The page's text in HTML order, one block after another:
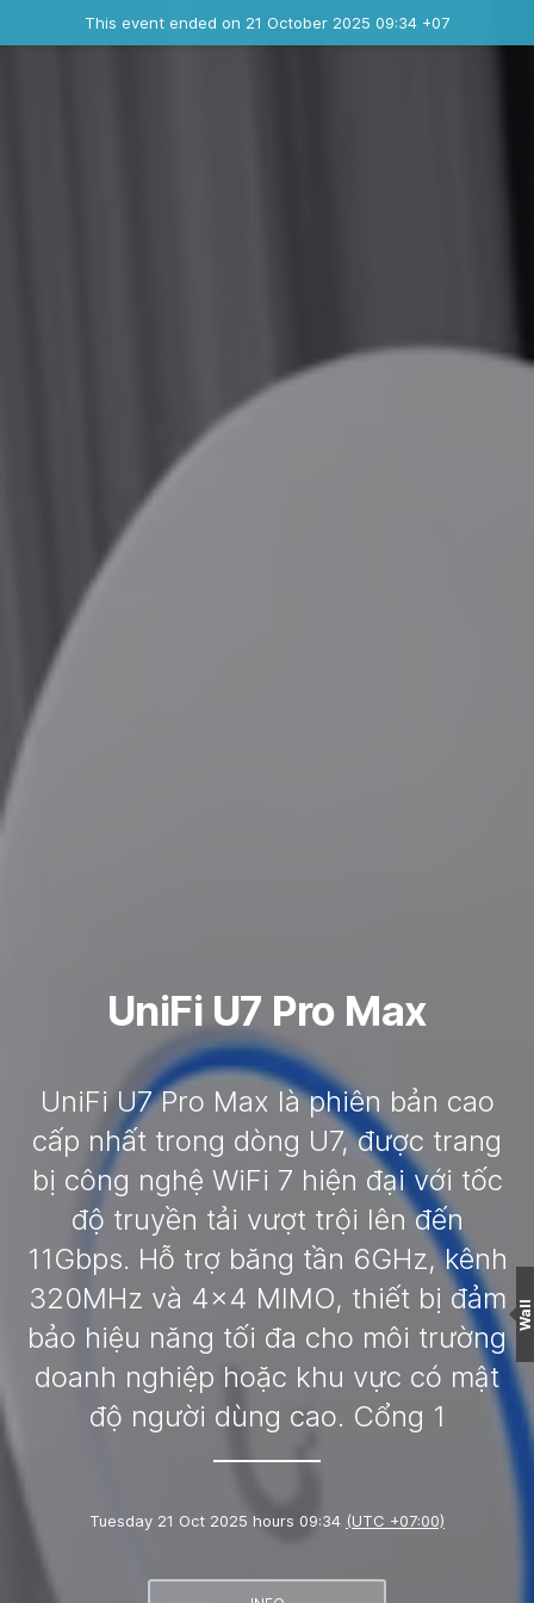
This event ended on 21 October 2025 09:34 +07
UniFi U7 Pro Max
UniFi U7 Pro Max là phiên bản cao
cấp nhất trong dòng U7, được trang
bị công nghệ WiFi 7 hiện đại với tốc
độ truyền tải vượt trội lên đến
11Gbps. Hỗ trợ băng tần 6GHz, kênh
320MHz và 4x4 MIMO, thiết bị đảm
bảo hiệu năng tối đa cho môi trường
doanh nghiệp hoặc khu vực có mật
độ người dùng cao. Cổng 1
Tuesday 21 Oct 2025 hours 09:34 (UTC +07:00)
Wall